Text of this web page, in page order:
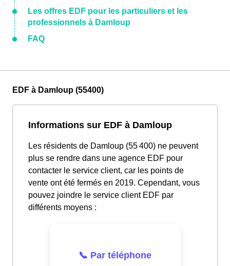
Les offres EDF pour les particuliers et les
professionnels à Damloup
FAQ
EDF à Damloup (55400)
Informations sur EDF à Damloup
Les résidents de Damloup (55 400) ne peuvent
plus se rendre dans une agence EDF pour
contacter le service client, car les points de
vente ont été fermés en 2019. Cependant, vous
pouvez joindre le service client EDF par
différents moyens :
📞 Par téléphone